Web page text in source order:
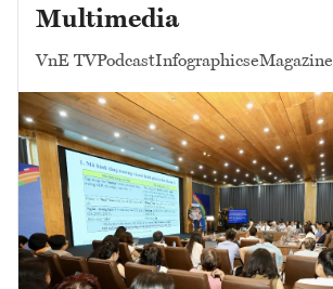
Multimedia
VnE TVPodcastInfographicseMagazine